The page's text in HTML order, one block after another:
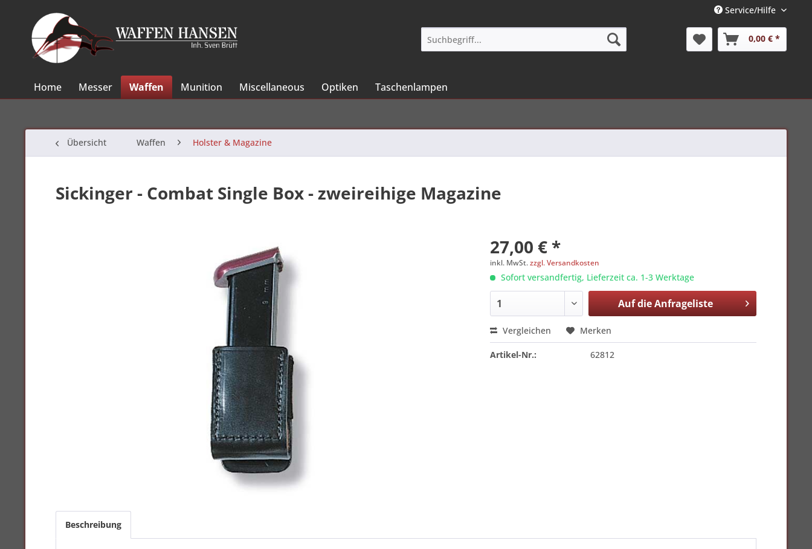
Service/Hilfe
0,00 € *
Home Messer Waffen Munition Miscellaneous Optiken Taschenlampen
Übersicht Waffen Holster & Magazine
Sickinger - Combat Single Box - zweireihige Magazine
27,00 € *
inkl. MwSt.zzgl. Versandkosten
Sofort versandfertig, Lieferzeit ca. 1-3 Werktage
Auf dieAnfrageliste
Vergleichen Merken
Artikel-Nr.: 62812
Beschreibung